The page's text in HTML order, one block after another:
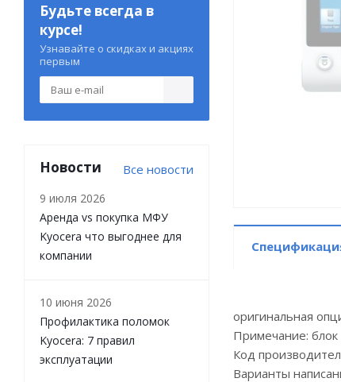
оригинальная
Примечание: блок
Код
Варианты
Будьте всегда в
курсе!
Узнавайте о скидках и акциях
первым
Новости Все новости
9 июля 2026
Аренда vs покупка МФУ
Kyocera что выгоднее для
компании
10 июня 2026
Профилактика поломок
Kyocera: 7 правил
эксплуатации